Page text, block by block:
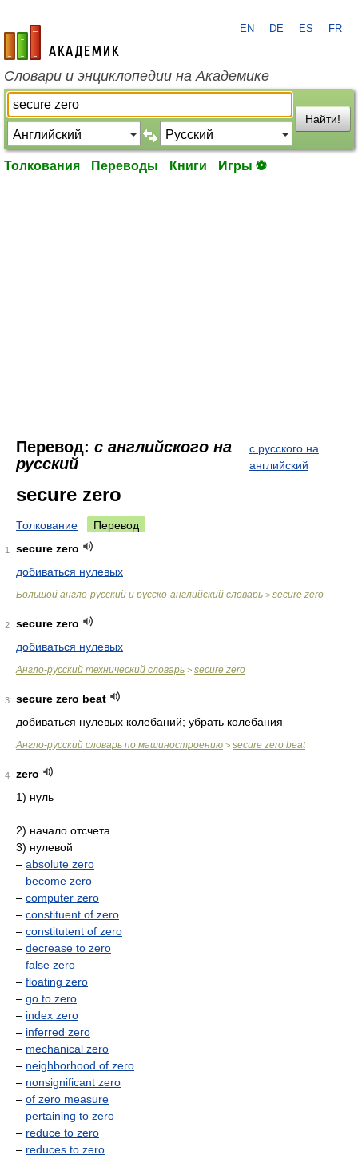
academic.ru
EN DE ES FR
Словари и энциклопедии на Академике
Найти!
Толкования Переводы Книги Игры ⚽
Перевод: с английского на
русский
с русского на
английский
secure zero
Толкование Перевод
1
secure zero
добиваться нулевых
Большой англо-русский и русско-английский словарь > secure zero
2
secure zero
добиваться нулевых
Англо-русский технический словарь > secure zero
3
secure zero beat
добиваться нулевых колебаний; убрать колебания
Англо-русский словарь по машиностроению > secure zero beat
4
zero
1) нуль
2) начало отсчета
3) нулевой
– absolute zero
– become zero
– computer zero
– constituent of zero
– constitutent of zero
– decrease to zero
– false zero
– floating zero
– go to zero
– index zero
– inferred zero
– mechanical zero
– neighborhood of zero
– nonsignificant zero
– of zero measure
– pertaining to zero
– reduce to zero
– reduces to zero